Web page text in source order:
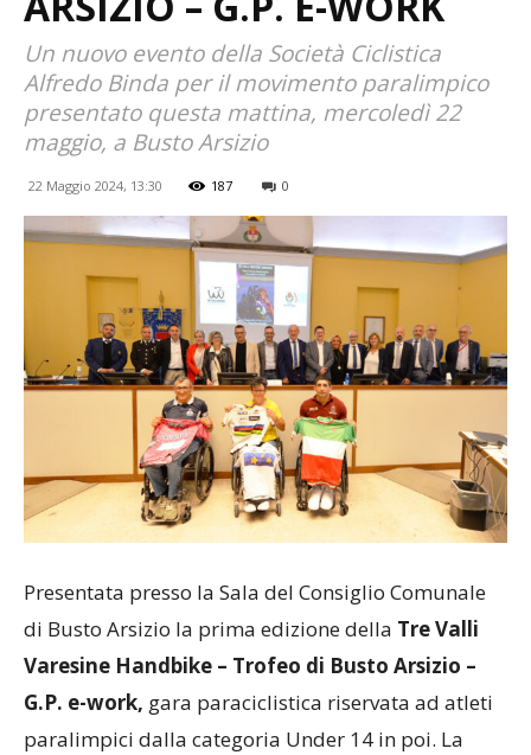
Un nuovo evento della Società Ciclistica
Alfredo Binda per il movimento paralimpico
presentato questa mattina, mercoledì 22
maggio, a Busto Arsizio
22 Maggio 2024, 13:30 187 0
Presentata presso la Sala del Consiglio Comunale
di Busto Arsizio la prima edizione della Tre Valli
Varesine Handbike – Trofeo di Busto Arsizio –
G.P. e-work, gara paraciclistica riservata ad atleti
paralimpici dalla categoria Under 14 in poi. La